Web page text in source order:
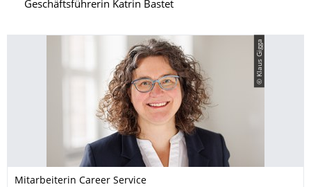
Geschäftsführerin Katrin Bastet
© Klaus Gigga
Mitarbeiterin Career Service